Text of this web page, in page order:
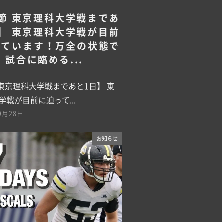
東京理科大学戦まであ
東京理科大学戦が目前
います！万全の状態で
試合に臨める...
京理科大学戦まであと1日】 東
戦が目前に迫って...
28日
お知らせ